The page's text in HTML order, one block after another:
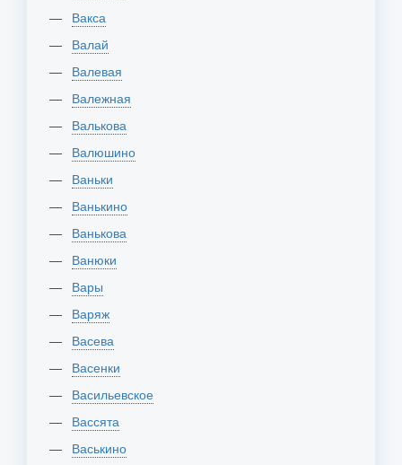
Вакса
Валай
Валевая
Валежная
Валькова
Валюшино
Ваньки
Ванькино
Ванькова
Ванюки
Вары
Варяж
Васева
Васенки
Васильевское
Вассята
Васькино